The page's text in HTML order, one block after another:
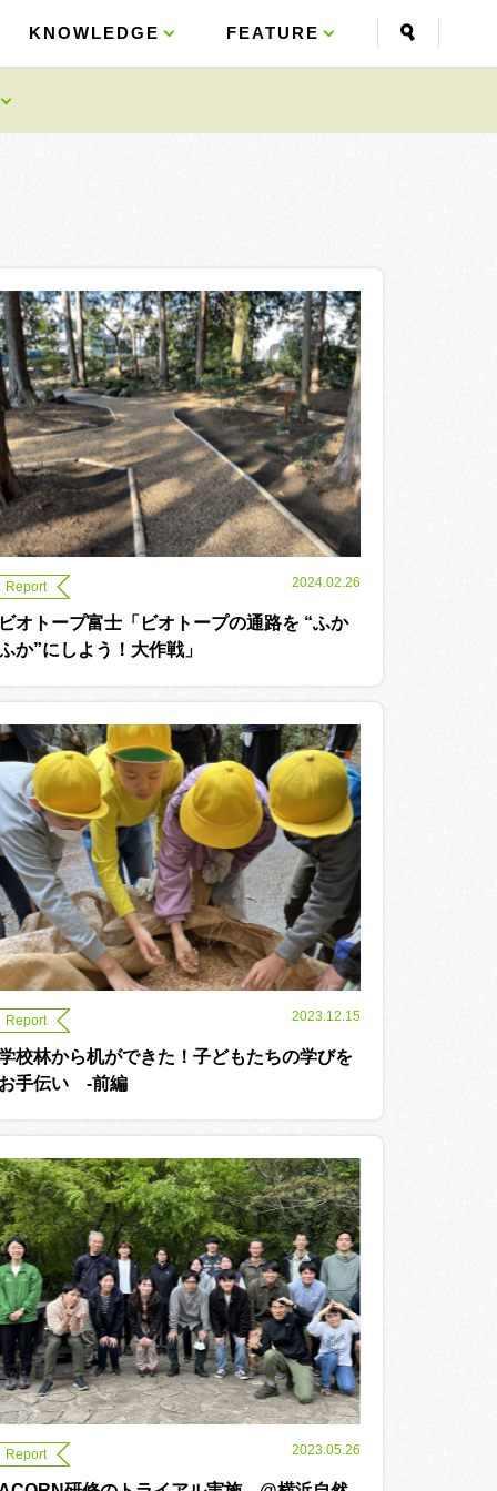
KNOWLEDGE FEATURE
KNOWLEDGE FEATURE
Report 2024.02.26
オトープ富士「ビオトープの通路を “ふか
か”にしよう！大作戦」
Report 2023.12.15
校林から机ができた！子どもたちの学びを
手伝い -前編
Report 2023.05.26